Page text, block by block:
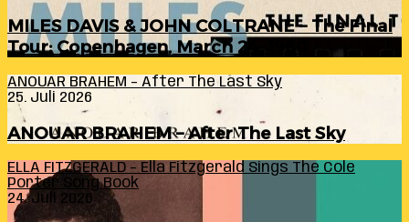
MILES DAVIS & JOHN COLTRANE – The Final
Tour: Copenhagen, March 24, 1960
ANOUAR BRAHEM – After The Last Sky
25. Juli 2026
ANOUAR BRAHEM – After The Last Sky
ELLA FITZGERALD – Ella Fitzgerald Sings The Cole
Porter Song Book
24. Juli 2026